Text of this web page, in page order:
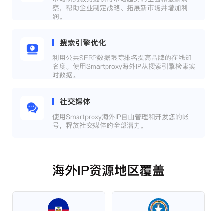
察，帮助企业制定战略、拓展新市场并增加利
润。
搜索引擎优化
利用公共SERP数据跟踪排名提高品牌的在线知
名度。使用Smartproxy海外IP从搜索引擎检索实
时数据。
社交媒体
使用Smartproxy海外IP自由管理和开发您的帐
号，释放社交媒体的全部潜力。
海外IP资源地区覆盖